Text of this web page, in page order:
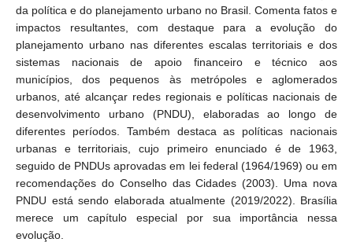
da política e do planejamento urbano no Brasil. Comenta fatos e
impactos resultantes, com destaque para a evolução do
planejamento urbano nas diferentes escalas territoriais e dos
sistemas nacionais de apoio financeiro e técnico aos
municípios, dos pequenos às metrópoles e aglomerados
urbanos, até alcançar redes regionais e políticas nacionais de
desenvolvimento urbano (PNDU), elaboradas ao longo de
diferentes períodos. Também destaca as políticas nacionais
urbanas e territoriais, cujo primeiro enunciado é de 1963,
seguido de PNDUs aprovadas em lei federal (1964/1969) ou em
recomendações do Conselho das Cidades (2003). Uma nova
PNDU está sendo elaborada atualmente (2019/2022). Brasília
merece um capítulo especial por sua importância nessa
evolução.